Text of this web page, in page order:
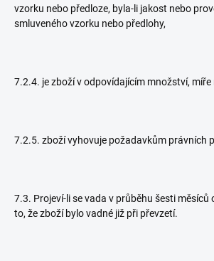
vzorku nebo předloze, byla-li jakost nebo
smluveného vzorku nebo předlohy,
7.2.4. je zboží v odpovídajícím množství,
7.2.5. zboží vyhovuje požadavkům právních
7.3. Projeví-li se vada v průběhu šesti měsíců
to, že zboží bylo vadné již při převzetí.